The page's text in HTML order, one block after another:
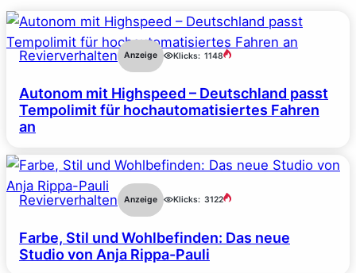
Revierverhalten Anzeige Klicks: 1148
Autonom mit Highspeed – Deutschland passt
Tempolimit für hochautomatisiertes Fahren
an
Revierverhalten Anzeige Klicks: 3122
Farbe, Stil und Wohlbefinden: Das neue
Studio von Anja Rippa-Pauli